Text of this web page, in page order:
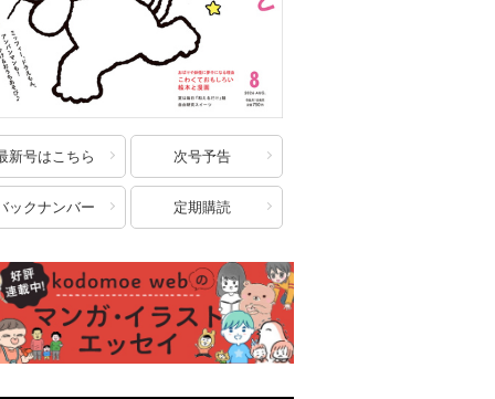
新号はこちら 次号予告
ックナンバー 定期購読